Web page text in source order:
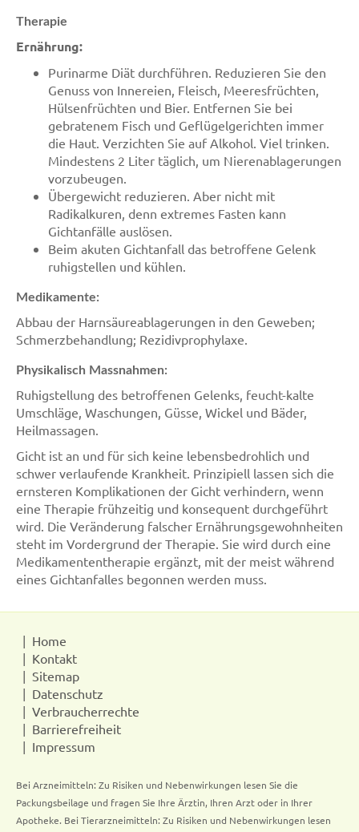
Therapie
Ernährung:
Purinarme Diät durchführen. Reduzieren Sie den
Genuss von Innereien, Fleisch, Meeresfrüchten,
Hülsenfrüchten und Bier. Entfernen Sie bei
gebratenem Fisch und Geflügelgerichten immer
die Haut. Verzichten Sie auf Alkohol. Viel trinken.
Mindestens 2 Liter täglich, um Nierenablagerungen
vorzubeugen.
Übergewicht reduzieren. Aber nicht mit
Radikalkuren, denn extremes Fasten kann
Gichtanfälle auslösen.
Beim akuten Gichtanfall das betroffene Gelenk
ruhigstellen und kühlen.
Medikamente:
Abbau der Harnsäureablagerungen in den Geweben;
Schmerzbehandlung; Rezidivprophylaxe.
Physikalisch Massnahmen:
Ruhigstellung des betroffenen Gelenks, feucht-kalte
Umschläge, Waschungen, Güsse, Wickel und Bäder,
Heilmassagen.
Gicht ist an und für sich keine lebensbedrohlich und
schwer verlaufende Krankheit. Prinzipiell lassen sich die
ernsteren Komplikationen der Gicht verhindern, wenn
eine Therapie frühzeitig und konsequent durchgeführt
wird. Die Veränderung falscher Ernährungsgewohnheiten
steht im Vordergrund der Therapie. Sie wird durch eine
Medikamententherapie ergänzt, mit der meist während
eines Gichtanfalles begonnen werden muss.
Home
Kontakt
Sitemap
Datenschutz
Verbraucherrechte
Barrierefreiheit
Impressum
Bei Arzneimitteln: Zu Risiken und Nebenwirkungen lesen Sie die
Packungsbeilage und fragen Sie Ihre Ärztin, Ihren Arzt oder in Ihrer
Apotheke. Bei Tierarzneimitteln: Zu Risiken und Nebenwirkungen lesen